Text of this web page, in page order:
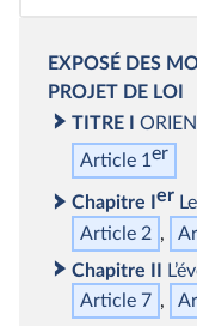
EXPOSÉ DES
PROJET DE LOI
TITRE I
Article 1er
Chapitre I er
Article 2
Chapitre II
Article 7